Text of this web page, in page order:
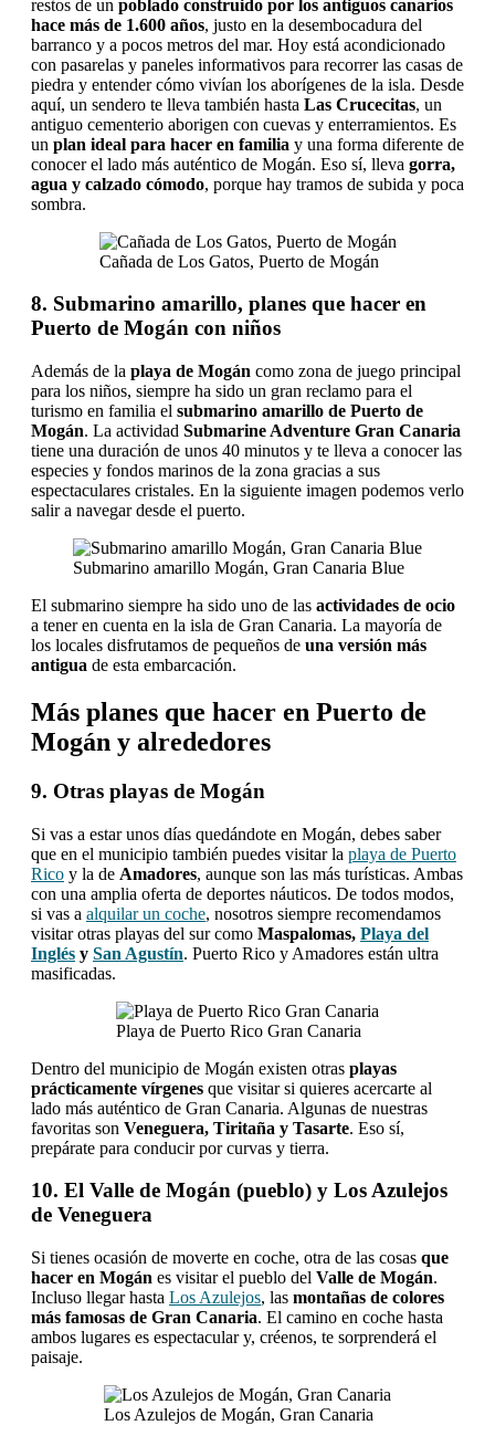
restos de un poblado construido por los antiguos canarios
hace más de 1.600 años, justo en la desembocadura del
barranco y a pocos metros del mar. Hoy está acondicionado
con pasarelas y paneles informativos para recorrer las casas de
piedra y entender cómo vivían los aborígenes de la isla. Desde
aquí, un sendero te lleva también hasta Las Crucecitas, un
antiguo cementerio aborigen con cuevas y enterramientos. Es
un plan ideal para hacer en familia y una forma diferente de
conocer el lado más auténtico de Mogán. Eso sí, lleva gorra,
agua y calzado cómodo, porque hay tramos de subida y poca
sombra.
Cañada de Los Gatos, Puerto de Mogán
8. Submarino amarillo, planes que hacer en
Puerto de Mogán con niños
Además de la playa de Mogán como zona de juego principal
para los niños, siempre ha sido un gran reclamo para el
turismo en familia el submarino amarillo de Puerto de
Mogán. La actividad Submarine Adventure Gran Canaria
tiene una duración de unos 40 minutos y te lleva a conocer las
especies y fondos marinos de la zona gracias a sus
espectaculares cristales. En la siguiente imagen podemos verlo
salir a navegar desde el puerto.
Submarino amarillo Mogán, Gran Canaria Blue
El submarino siempre ha sido uno de las actividades de ocio
a tener en cuenta en la isla de Gran Canaria. La mayoría de
los locales disfrutamos de pequeños de una versión más
antigua de esta embarcación.
Más planes que hacer en Puerto de
Mogán y alrededores
9. Otras playas de Mogán
Si vas a estar unos días quedándote en Mogán, debes saber
que en el municipio también puedes visitar la playa de Puerto
Rico y la de Amadores, aunque son las más turísticas. Ambas
con una amplia oferta de deportes náuticos. De todos modos,
si vas a alquilar un coche, nosotros siempre recomendamos
visitar otras playas del sur como Maspalomas, Playa del
Inglés y San Agustín. Puerto Rico y Amadores están ultra
masificadas.
Playa de Puerto Rico Gran Canaria
Dentro del municipio de Mogán existen otras playas
prácticamente vírgenes que visitar si quieres acercarte al
lado más auténtico de Gran Canaria. Algunas de nuestras
favoritas son Veneguera, Tiritaña y Tasarte. Eso sí,
prepárate para conducir por curvas y tierra.
10. El Valle de Mogán (pueblo) y Los Azulejos
de Veneguera
Si tienes ocasión de moverte en coche, otra de las cosas que
hacer en Mogán es visitar el pueblo del Valle de Mogán.
Incluso llegar hasta Los Azulejos, las montañas de colores
más famosas de Gran Canaria. El camino en coche hasta
ambos lugares es espectacular y, créenos, te sorprenderá el
paisaje.
Los Azulejos de Mogán, Gran Canaria